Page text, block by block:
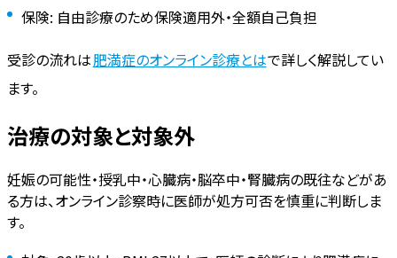
保険: 自由診療のため保険適用外・全額自己負担
受診の流れは肥満症のオンライン診療とはで詳しく解説してい
ます。
治療の対象と対象外
妊娠の可能性・授乳中・心臓病・脳卒中・腎臓病の既往などがあ
る方は、オンライン診察時に医師が処方可否を慎重に判断しま
す。